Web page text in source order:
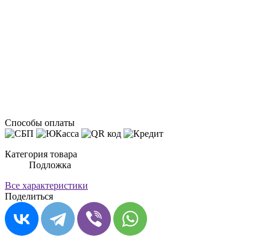
Способы оплаты
Категория товара
Подложка
Все характеристики
Поделиться